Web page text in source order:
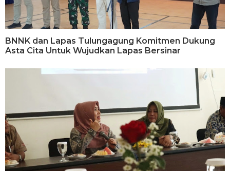
BNNK dan Lapas Tulungagung Komitmen Dukung
Asta Cita Untuk Wujudkan Lapas Bersinar